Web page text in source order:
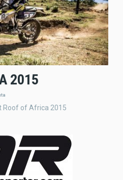
2015
Roof of Africa 2015